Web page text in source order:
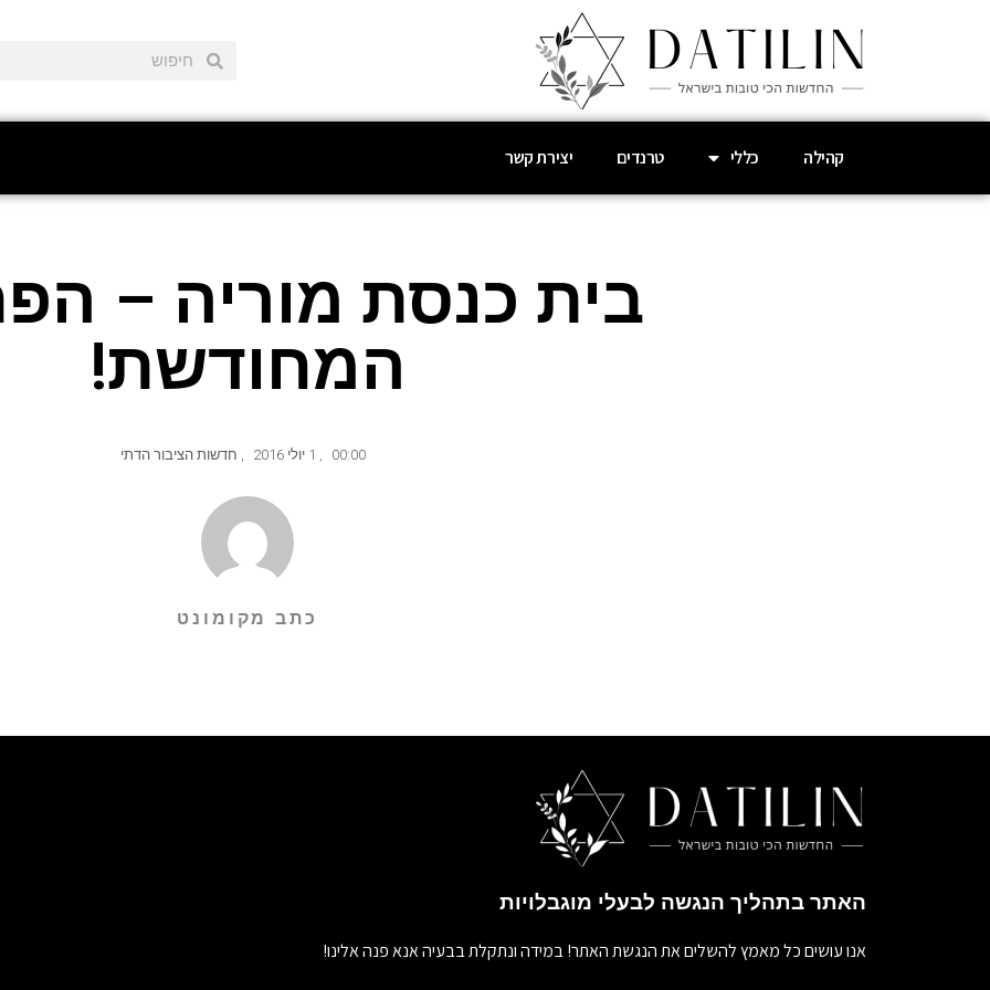
קהילה כללי טרנדים יצירת קשר
בית כנסת מוריה –
המחודשת!
00:00
,
, חדשות הציבור הדתי
כתב מקומונט
האתר בתהליך הנגשה לבעלי מוגבלויות
אנו עושים כל מאמץ להשלים את הנגשת האתר! במידה ונתקלת בבעיה אנא פנה אלינו!